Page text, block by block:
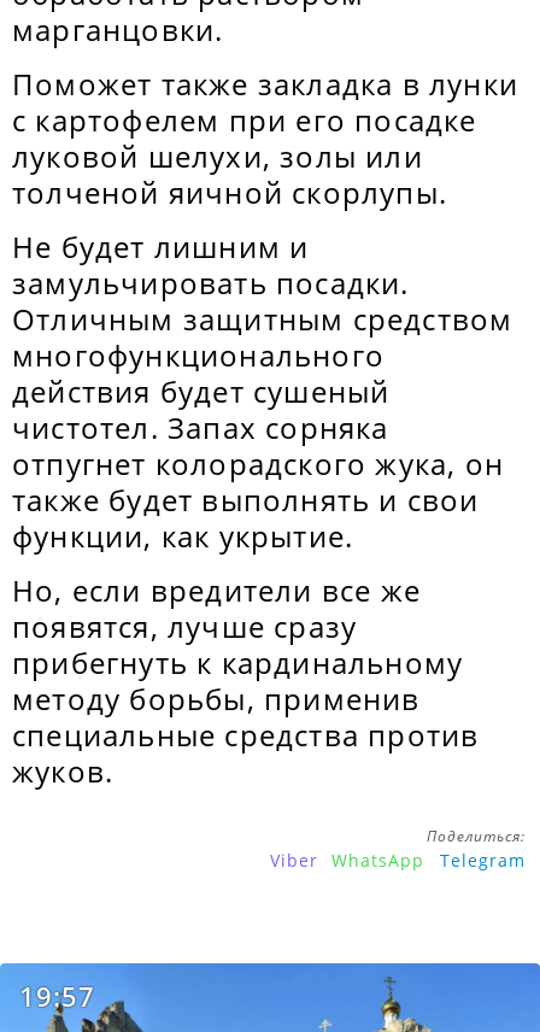
марганцовки.
Поможет также закладка в лунки
с картофелем при его посадке
луковой шелухи, золы или
толченой яичной скорлупы.
Не будет лишним и
замульчировать посадки.
Отличным защитным средством
многофункционального
действия будет сушеный
чистотел. Запах сорняка
отпугнет колорадского жука, он
также будет выполнять и свои
функции, как укрытие.
Но, если вредители все же
появятся, лучше сразу
прибегнуть к кардинальному
методу борьбы, применив
специальные средства против
жуков.
Поделиться:
Viber WhatsApp Telegram
19:57